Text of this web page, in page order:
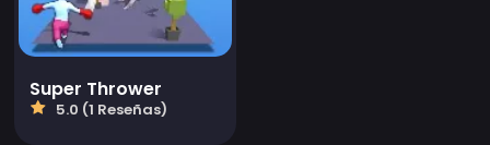
Super Thrower
5.0 (1 Reseñas)